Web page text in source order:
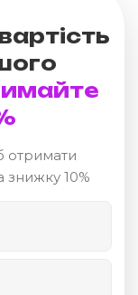
отримати
знижку 10%